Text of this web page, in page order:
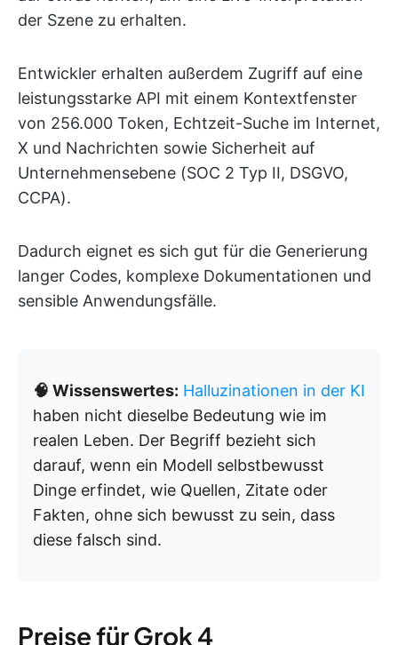
der Szene zu erhalten.
Entwickler erhalten außerdem Zugriff auf eine
leistungsstarke API mit einem Kontextfenster
von 256.000 Token, Echtzeit-Suche im Internet,
X und Nachrichten sowie Sicherheit auf
Unternehmensebene (SOC 2 Typ II, DSGVO,
CCPA).
Dadurch eignet es sich gut für die Generierung
langer Codes, komplexe Dokumentationen und
sensible Anwendungsfälle.
🧠 Wissenswertes: Halluzinationen in der KI
haben nicht dieselbe Bedeutung wie im
realen Leben. Der Begriff bezieht sich
darauf, wenn ein Modell selbstbewusst
Dinge erfindet, wie Quellen, Zitate oder
Fakten, ohne sich bewusst zu sein, dass
diese falsch sind.
Preise für Grok 4